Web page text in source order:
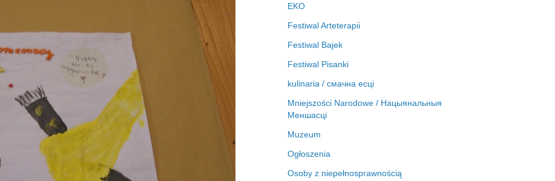
EKO
Festiwal Arteterapii
Festiwal Bajek
Festiwal Pisanki
kulinaria / смачна есці
Mniejszości Narodowe / Нацыянальныя
Меншасці
Muzeum
Ogłoszenia
Osoby z niepełnosprawnością